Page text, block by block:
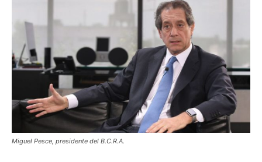
Miguel Pesce, presidente del B.C.R.A.